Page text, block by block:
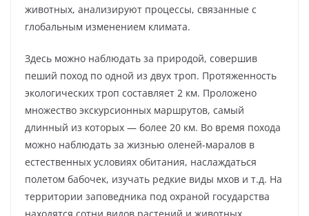
животных, анализируют процессы, связанные с
глобальным изменением климата.
Здесь можно наблюдать за природой, совершив
пеший поход по одной из двух троп. Протяженность
экологических троп составляет 2 км. Проложено
множество экскурсионных маршрутов, самый
длинный из которых — более 20 км. Во время похода
можно наблюдать за жизнью оленей-маралов в
естественных условиях обитания, наслаждаться
полетом бабочек, изучать редкие виды мхов и т.д. На
территории заповедника под охраной государства